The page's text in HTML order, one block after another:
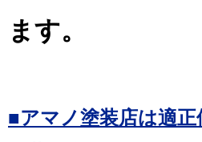
ます。
■アマノ塗装店は適